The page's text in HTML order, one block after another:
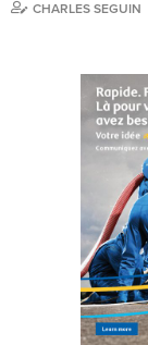
CHARLES SEGUIN